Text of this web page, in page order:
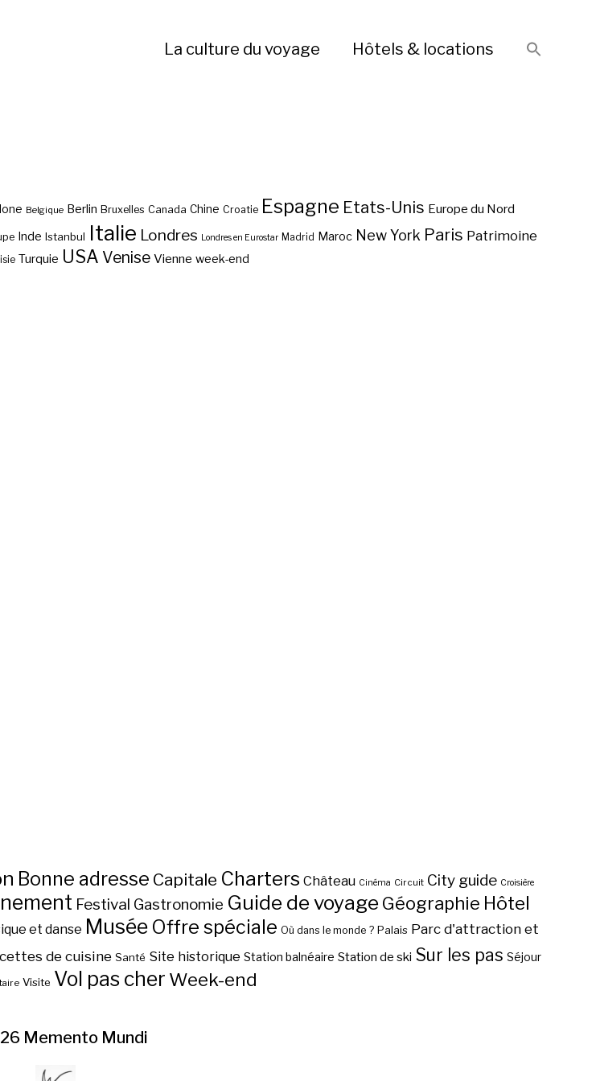
La culture du voyage Hôtels & locations
Belgique Berlin Bruxelles Canada Chine Croatie Espagne Etats-Unis Europe du Nord
Inde Istanbul Italie Londres Londres en Eurostar Madrid Maroc New York Paris Patrimoine
Turquie USA Venise Vienne week-end
Bonne adresse Capitale Charters Château Cinéma Circuit City guide Croisière
Festival Gastronomie Guide de voyage Géographie Hôtel
et danse Musée Offre spéciale Où dans le monde ? Palais Parc d'attraction et
de cuisine Santé Site historique Station balnéaire Station de ski Sur les pas Séjour
Visite Vol pas cher Week-end
Memento Mundi